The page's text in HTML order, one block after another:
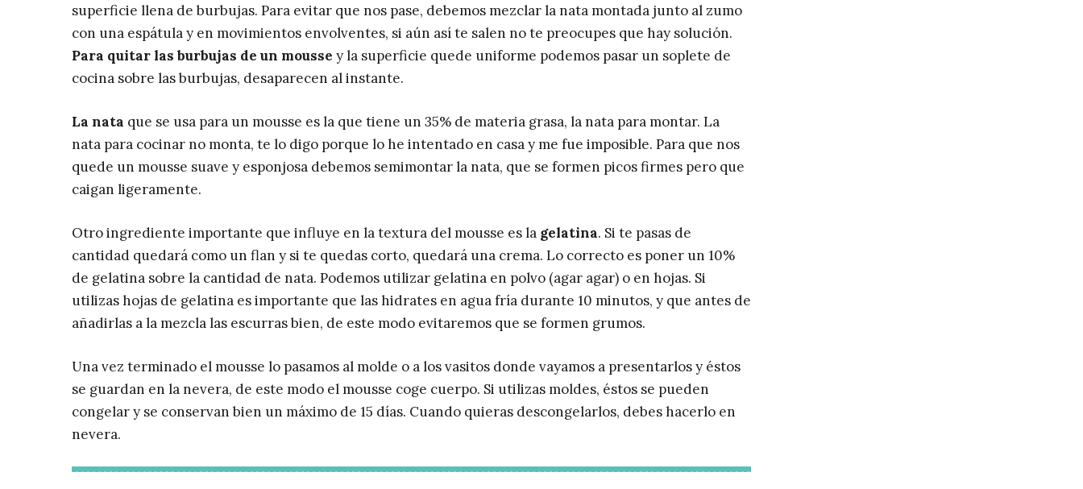
superficie llena de burbujas. Para evitar que nos pase, debemos mezclar la nata montada junto al zumo
con una espátula y en movimientos envolventes, si aún así te salen no te preocupes que hay solución.
Para quitar las burbujas de un mousse y la superficie quede uniforme podemos pasar un soplete de
cocina sobre las burbujas, desaparecen al instante.
La nata que se usa para un mousse es la que tiene un 35% de materia grasa, la nata para montar. La
nata para cocinar no monta, te lo digo porque lo he intentado en casa y me fue imposible. Para que nos
quede un mousse suave y esponjosa debemos semimontar la nata, que se formen picos firmes pero que
caigan ligeramente.
Otro ingrediente importante que influye en la textura del mousse es la gelatina. Si te pasas de
cantidad quedará como un flan y si te quedas corto, quedará una crema. Lo correcto es poner un 10%
de gelatina sobre la cantidad de nata. Podemos utilizar gelatina en polvo (agar agar) o en hojas. Si
utilizas hojas de gelatina es importante que las hidrates en agua fría durante 10 minutos, y que antes de
añadirlas a la mezcla las escurras bien, de este modo evitaremos que se formen grumos.
Una vez terminado el mousse lo pasamos al molde o a los vasitos donde vayamos a presentarlos y éstos
se guardan en la nevera, de este modo el mousse coge cuerpo. Si utilizas moldes, éstos se pueden
congelar y se conservan bien un máximo de 15 días. Cuando quieras descongelarlos, debes hacerlo en
nevera.